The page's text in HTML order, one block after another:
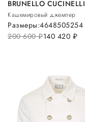
BRUNELLO CUCINELLI
Кашемировый джемпер
200 600руб.140 420 руб.
Размеры:4648505254